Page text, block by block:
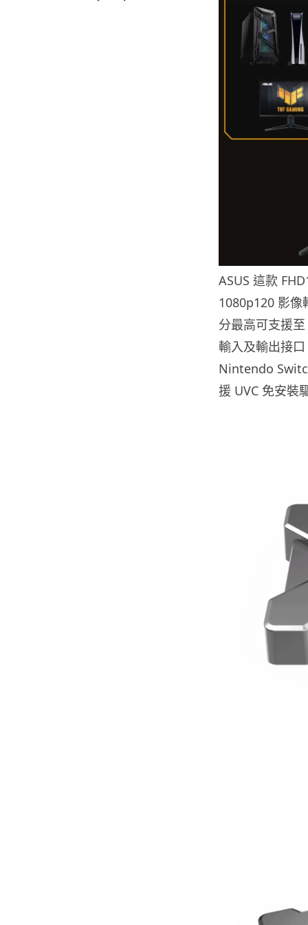
ASUS 這款
1080p120 影
分最高可支援
輸入及輸出接
Nintendo
援 UVC 免安裝